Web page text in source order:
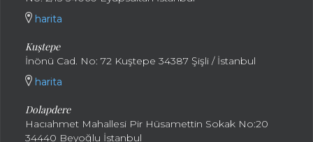
harita
Kuştepe
İnönü Cad. No: 72 Kuştepe 34387 Şişli / İstanbul
harita
Dolapdere
Hacıahmet Mahallesi Pir Hüsamettin Sokak No:20
34440 Beyoğlu İstanbul